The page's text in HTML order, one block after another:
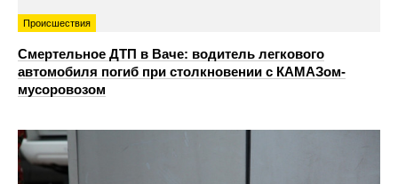
Происшествия
Смертельное ДТП в Ваче: водитель легкового
автомобиля погиб при столкновении с КАМАЗом-
мусоровозом